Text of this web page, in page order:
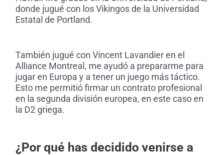
donde jugué con los Vikingos de la Universidad
Estatal de Portland.
También jugué con Vincent Lavandier en el
Alliance Montreal, me ayudó a prepararme para
jugar en Europa y a tener un juego más táctico.
Esto me permitió firmar un contrato profesional
en la segunda división europea, en este caso en
la D2 griega.
¿Por qué has decidido venirse a